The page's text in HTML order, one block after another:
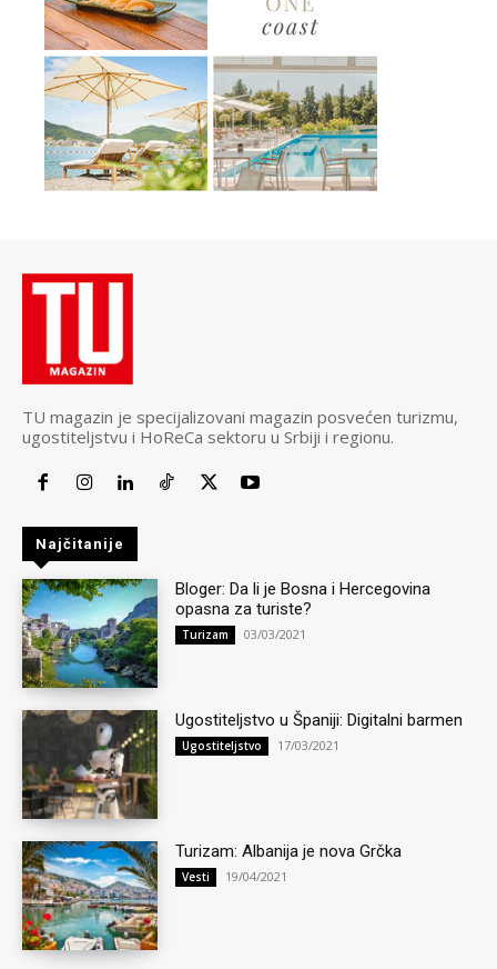
TU magazin je specijalizovani magazin posvećen turizmu,
ugostiteljstvu i HoReCa sektoru u Srbiji i regionu.
Najčitanije
Bloger: Da li je Bosna i Hercegovina
opasna za turiste?
Turizam 03/03/2021
Ugostiteljstvo u Španiji: Digitalni barmen
Ugostiteljstvo 17/03/2021
Turizam: Albanija je nova Grčka
Vesti 19/04/2021